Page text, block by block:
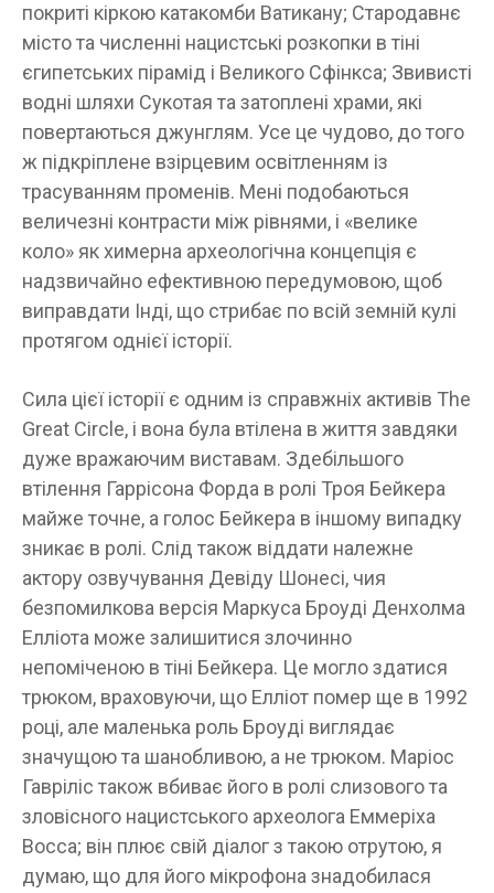
покриті кіркою катакомби Ватикану; Стародавнє
місто та численні нацистські розкопки в тіні
єгипетських пірамід і Великого Сфінкса; Звивисті
водні шляхи Сукотая та затоплені храми, які
повертаються джунглям. Усе це чудово, до того
ж підкріплене взірцевим освітленням із
трасуванням променів. Мені подобаються
величезні контрасти між рівнями, і «велике
коло» як химерна археологічна концепція є
надзвичайно ефективною передумовою, щоб
виправдати Інді, що стрибає по всій земній кулі
протягом однієї історії.
Сила цієї історії є одним із справжніх активів The
Great Circle, і вона була втілена в життя завдяки
дуже вражаючим виставам. Здебільшого
втілення Гаррісона Форда в ролі Троя Бейкера
майже точне, а голос Бейкера в іншому випадку
зникає в ролі. Слід також віддати належне
актору озвучування Девіду Шонесі, чия
безпомилкова версія Маркуса Броуді Денхолма
Елліота може залишитися злочинно
непоміченою в тіні Бейкера. Це могло здатися
трюком, враховуючи, що Елліот помер ще в 1992
році, але маленька роль Броуді виглядає
значущою та шанобливою, а не трюком. Маріос
Гавріліс також вбиває його в ролі слизового та
зловісного нацистського археолога Еммеріха
Восса; він плює свій діалог з такою отрутою, я
думаю, що для його мікрофона знадобилася